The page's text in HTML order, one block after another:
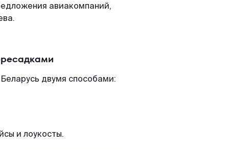
авиакомпаний,
двумя способами:
и лоукосты.